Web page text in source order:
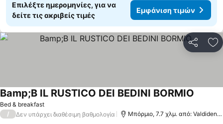
Επιλέξτε ημερομηνίες, για να
δείτε τις ακριβείς τιμές
Εμφάνιση τιμών
Bed & breakfast
Bamp;B IL RUSTICO DEI BEDINI BORMIO
/ Δεν υπάρχει διαθέσιμη βαθμολογία Μπόρμιο, 7.7 χλμ. από: Valdidentro